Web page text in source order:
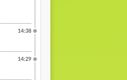
14:38
14:29